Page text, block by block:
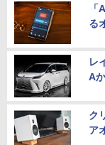
る
レ
A
ク
ア